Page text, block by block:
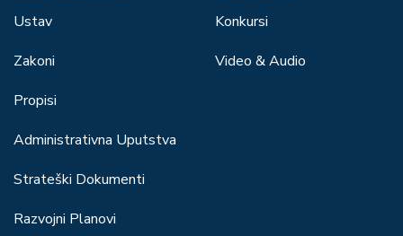
Ustav
Zakoni
Propisi
Administrativna Uputstva
Strateški Dokumenti
Razvojni Planovi
Konkursi
Video & Audio